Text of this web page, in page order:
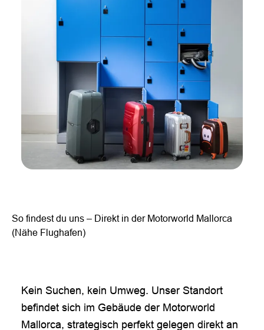
So findest du uns – Direkt in der Motorworld Mallorca
(Nähe Flughafen)
Kein Suchen, kein Umweg. Unser Standort
befindet sich im Gebäude der Motorworld
Mallorca, strategisch perfekt gelegen direkt an